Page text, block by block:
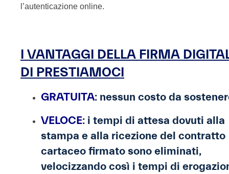
l’autenticazione online.
I VANTAGGI DELLA FIRMA
DI PRESTIAMOCI
GRATUITA: nessun costo da
VELOCE: i tempi di attesa dovuti alla
stampa e alla ricezione del contratto
cartaceo firmato sono eliminati,
velocizzando così i tempi di